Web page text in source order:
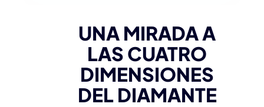
UNA MIRADA A
LAS CUATRO
DIMENSIONES
DEL DIAMANTE